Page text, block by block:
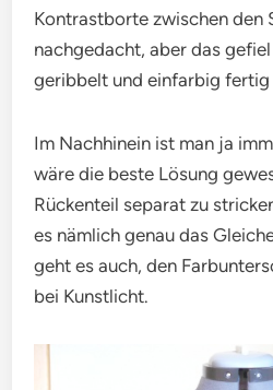
Kontrastborte zwischen den
nachgedacht, aber das
geribbelt und einfarbig
Im Nachhinein ist man ja
wäre die beste Lösung
Rückenteil separat zu
es nämlich genau das
geht es auch, den
bei Kunstlicht.